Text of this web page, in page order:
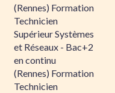
(Rennes) Formation
Technicien
Supérieur Systèmes
et Réseaux - Bac+2
en continu
(Rennes) Formation
Technicien